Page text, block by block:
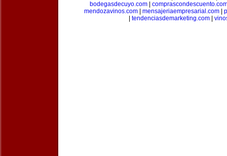
bodegasdecuyo.com
mendozavinos.com
mensajeriaempresarial.com
tendenciasdemarketing.com